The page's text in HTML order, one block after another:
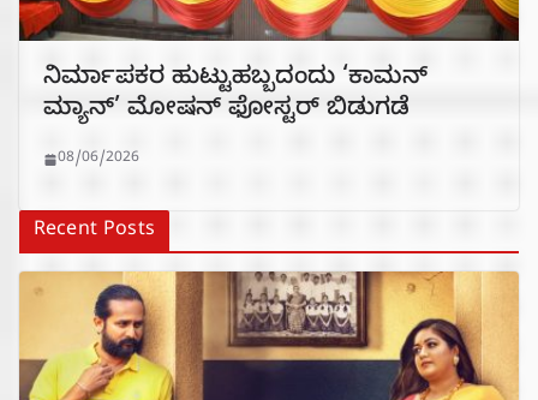
ನಿರ್ಮಾಪಕರ ಹುಟ್ಟುಹಬ್ಬದಂದು ‘ಕಾಮನ್
ಮ್ಯಾನ್’ ಮೋಷನ್ ಫೋಸ್ಟರ್ ಬಿಡುಗಡೆ
08/06/2026
Recent Posts